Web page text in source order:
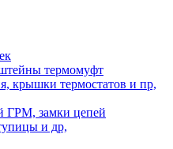
термомуфт
крышки термостатов и пр,
ГРМ, замки цепей
и др,